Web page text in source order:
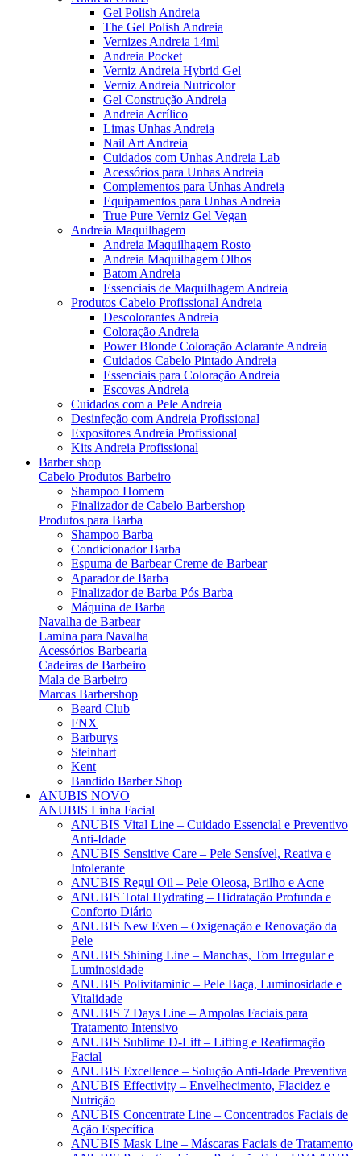
Gel Polish Andreia
The Gel Polish Andreia
Vernizes Andreia 14ml
Andreia Pocket
Verniz Andreia Hybrid Gel
Verniz Andreia Nutricolor
Gel Construção Andreia
Andreia Acrílico
Limas Unhas Andreia
Nail Art Andreia
Cuidados com Unhas Andreia Lab
Acessórios para Unhas Andreia
Complementos para Unhas Andreia
Equipamentos para Unhas Andreia
True Pure Verniz Gel Vegan
Andreia Maquilhagem
Andreia Maquilhagem Rosto
Andreia Maquilhagem Olhos
Batom Andreia
Essenciais de Maquilhagem Andreia
Produtos Cabelo Profissional Andreia
Descolorantes Andreia
Coloração Andreia
Power Blonde Coloração Aclarante Andreia
Cuidados Cabelo Pintado Andreia
Essenciais para Coloração Andreia
Escovas Andreia
Cuidados com a Pele Andreia
Desinfeção com Andreia Profissional
Expositores Andreia Profissional
Kits Andreia Profissional
Barber shop
Cabelo Produtos Barbeiro
Shampoo Homem
Finalizador de Cabelo Barbershop
Produtos para Barba
Shampoo Barba
Condicionador Barba
Espuma de Barbear Creme de Barbear
Aparador de Barba
Finalizador de Barba Pós Barba
Máquina de Barba
Navalha de Barbear
Lamina para Navalha
Acessórios Barbearia
Cadeiras de Barbeiro
Mala de Barbeiro
Marcas Barbershop
Beard Club
FNX
Barburys
Steinhart
Kent
Bandido Barber Shop
ANUBIS NOVO
ANUBIS Linha Facial
ANUBIS Vital Line – Cuidado Essencial e Preventivo
Anti-Idade
ANUBIS Sensitive Care – Pele Sensível, Reativa e
Intolerante
ANUBIS Regul Oil – Pele Oleosa, Brilho e Acne
ANUBIS Total Hydrating – Hidratação Profunda e
Conforto Diário
ANUBIS New Even – Oxigenação e Renovação da
Pele
ANUBIS Shining Line – Manchas, Tom Irregular e
Luminosidade
ANUBIS Polivitaminic – Pele Baça, Luminosidade e
Vitalidade
ANUBIS 7 Days Line – Ampolas Faciais para
Tratamento Intensivo
ANUBIS Sublime D-Lift – Lifting e Reafirmação
Facial
ANUBIS Excellence – Solução Anti-Idade Preventiva
ANUBIS Effectivity – Envelhecimento, Flacidez e
Nutrição
ANUBIS Concentrate Line – Concentrados Faciais de
Ação Específica
ANUBIS Mask Line – Máscaras Faciais de Tratamento